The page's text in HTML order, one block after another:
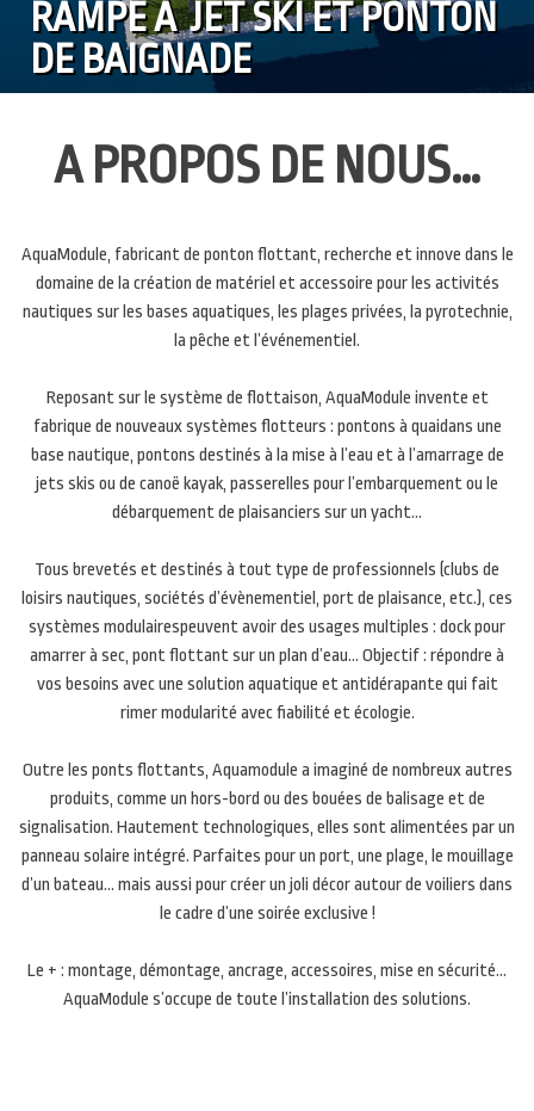
RAMPE À JET SKIETPONTON
DE BAIGNADE
A PROPOS DE NOUS…
AquaModule, fabricant de ponton flottant, recherche et innove dans le
domaine de la création de matériel et accessoire pour les activités
nautiques sur les bases aquatiques, les plages privées, la pyrotechnie,
la pêche et l’événementiel.
Reposant sur le système de flottaison, AquaModule invente et
fabrique de nouveaux systèmes flotteurs : pontons à quaidans une
base nautique, pontons destinés à la mise à l’eau et à l’amarrage de
jets skis ou de canoë kayak, passerelles pour l’embarquement ou le
débarquement de plaisanciers sur un yacht…
Tous brevetés et destinés à tout type de professionnels (clubs de
loisirs nautiques, sociétés d’évènementiel, port de plaisance, etc.), ces
systèmes modulairespeuvent avoir des usages multiples : dock pour
amarrer à sec, pont flottant sur un plan d’eau… Objectif : répondre à
vos besoins avec une solution aquatique et antidérapante qui fait
rimer modularité avec fiabilité et écologie.
Outre les ponts flottants, Aquamodule a imaginé de nombreux autres
produits, comme un hors-bord ou des bouées de balisage et de
signalisation. Hautement technologiques, elles sont alimentées par un
panneau solaire intégré. Parfaites pour un port, une plage, le mouillage
d’un bateau… mais aussi pour créer un joli décor autour de voiliers dans
le cadre d’une soirée exclusive !
Le + : montage, démontage, ancrage, accessoires, mise en sécurité…
AquaModule s’occupe de toute l’installation des solutions.